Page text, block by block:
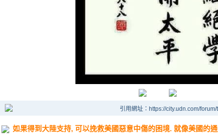
引用網址：https://city.udn.com/
如果得到大陸支持, 可以挽救美國惡意中傷的困境. 就像美國的